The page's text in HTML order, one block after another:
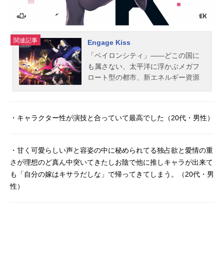
関連記事
Engage Kiss
「ベイロンシティ」――どこの国に
も属さない、太平洋に浮かぶメガフ
ロート型の都市。新エネルギー資源
引き起こす特殊な事件が多発してい
「ＰＭＣ（民間軍事会社）」。ベイ
ロンシティで暮らす青年・シュウは
そのひとつを運営しているが、会社
・キャラクター性が演技と合っていて最高でした（20代・男性）
・甘く可愛らしい声と容姿の中に秘められてる独占欲と愛情の重
さが理想のど真ん中突いてきたしお陰で他に推しキャラが出来て
も「自分の嫁はキサラだしな」で帰ってきてしまう。（20代・男
性）